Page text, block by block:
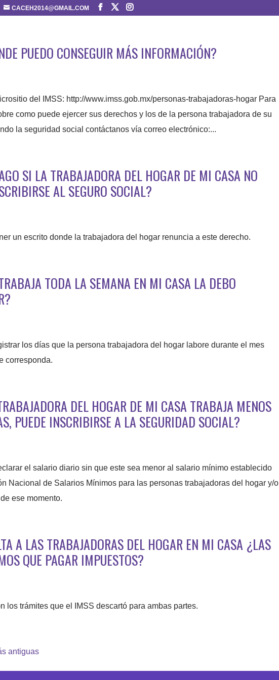
CACEH2014@GMAIL.COM
PUEDO CONSEGUIR MÁS INFORMACIÓN?
del IMSS: http://www.imss.gob.mx/personas-trabajadoras-hogar Para
como puede ejercer sus derechos y los de la persona trabajadora de su
la seguridad social contáctanos vía correo electrónico:...
SI LA TRABAJADORA DEL HOGAR DE MI CASA NO
AL SEGURO SOCIAL?
un escrito donde la trabajadora del hogar renuncia a este derecho.
TODA LA SEMANA EN MI CASA LA DEBO
los días que la persona trabajadora del hogar labore durante el mes
corresponda.
DEL HOGAR DE MI CASA TRABAJA MENOS
PUEDE INSCRIBIRSE A LA SEGURIDAD SOCIAL?
el salario diario sin que este sea menor al salario mínimo establecido
Nacional de Salarios Mínimos para las personas trabajadoras del hogar y/o
ese momento.
A LAS TRABAJADORAS DEL HOGAR EN MI CASA ¿LAS
QUE PAGAR IMPUESTOS?
los trámites que el IMSS descartó para ambas partes.
antiguas